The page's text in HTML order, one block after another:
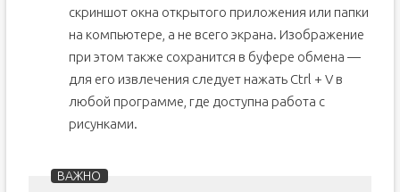
скриншот окна открытого приложения или папки
на компьютере, а не всего экрана. Изображение
при этом также сохранится в буфере обмена —
для его извлечения следует нажать Ctrl + V в
любой программе, где доступна работа с
рисунками.